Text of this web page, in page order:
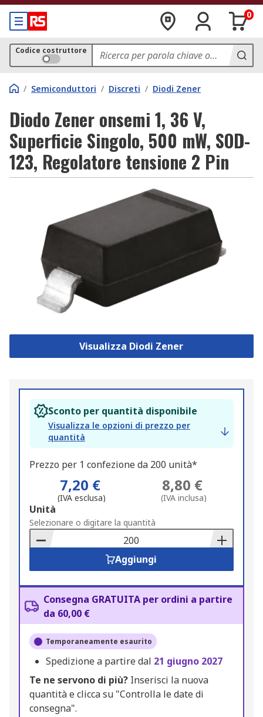
0
Codice costruttore
/ Semiconduttori / Discreti / Diodi Zener
Diodo Zener onsemi 1, 36 V,
Superficie Singolo, 500 mW, SOD-
123, Regolatore tensione 2 Pin
Visualizza Diodi Zener
Sconto per quantità disponibile
Visualizza le opzioni di prezzo per
quantità
Prezzo per 1 confezione da 200 unità*
7,20 €
(IVA esclusa)
8,80 €
(IVA inclusa)
Add
to
Basket
Unità
Selezionare o digitare la quantità
Aggiungi
Consegna GRATUITA per ordini a partire
da 60,00 €
Temporaneamente esaurito
Spedizione a partire dal 21 giugno 2027
Te ne servono di più? Inserisci la nuova
quantità e clicca su "Controlla le date di
consegna".